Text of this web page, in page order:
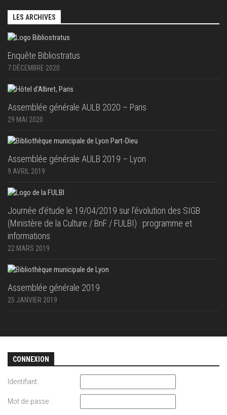
LES ARCHIVES
Enquête Bibliostratus
7 DÉCEMBRE 2020
Assemblée générale AULB 2020 – Paris
29 MAI 2020
Assemblée générale AULB 2019 – Lyon
9 AVRIL 2019
Journée d’étude le 19/04/2019 sur l’évolution des SIGB
(Ministère de la Culture / BnF / FULBI) : programme et
informations
22 MARS 2019
Assemblée générale 2019
25 JANVIER 2019
CONNEXION
Identifiant:
Mot de passe: